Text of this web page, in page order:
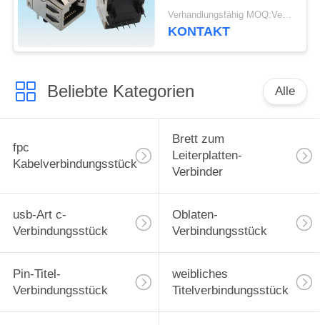
8 Pin RJ45 mit Schlitz
in beiden Seiten
Verhandlungsfähig MOQ:Verhandelbar
KONTAKT
Beliebte Kategorien Alle
fpc
Kabelverbindungsstück
Brett zum
Leiterplatten-
Verbinder
usb-Art c-
Verbindungsstück
Oblaten-
Verbindungsstück
Pin-Titel-
Verbindungsstück
weibliches
Titelverbindungsstück